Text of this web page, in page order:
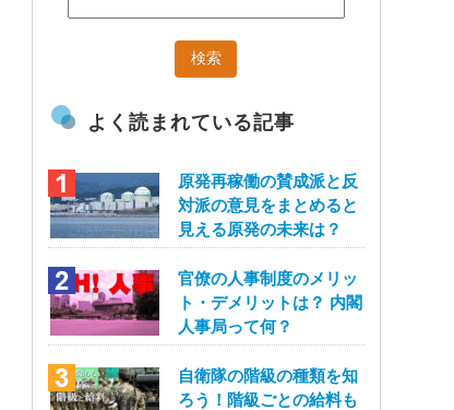
よく読まれている記事
原発再稼働の賛成派と反
対派の意見をまとめると
見える原発の未来は？
官僚の人事制度のメリッ
ト・デメリットは？ 内閣
人事局って何？
自衛隊の階級の種類を知
ろう！階級ごとの給料も